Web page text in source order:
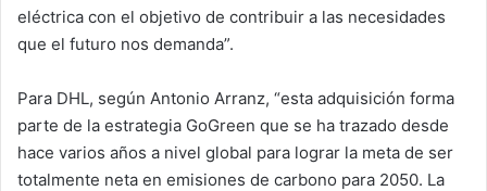
eléctrica con el objetivo de contribuir a las necesidades
que el futuro nos demanda”.
Para DHL, según Antonio Arranz, “esta adquisición forma
parte de la estrategia GoGreen que se ha trazado desde
hace varios años a nivel global para lograr la meta de ser
totalmente neta en emisiones de carbono para 2050. La